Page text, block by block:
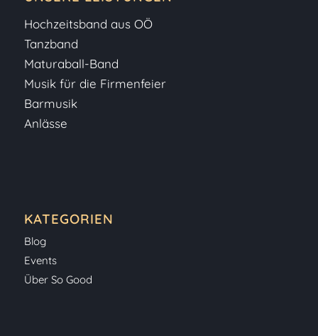
Hochzeitsband aus OÖ
Tanzband
Maturaball-Band
Musik für die Firmenfeier
Barmusik
Anlässe
KATEGORIEN
Blog
Events
Über So Good